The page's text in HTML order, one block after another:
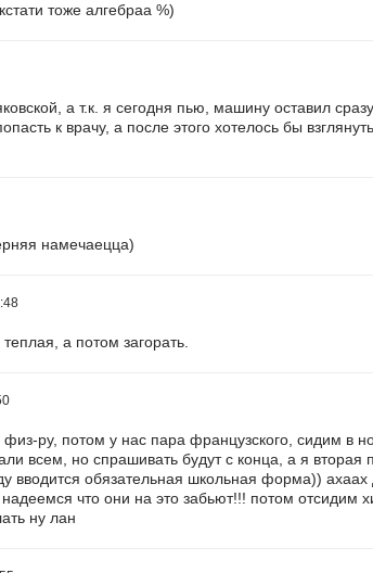
тоже алгебраа %)
а т.к. я сегодня пью, машину оставил
к врачу, а после этого хотелось бы
намечаецца)
а потом загорать.
ру, потом у нас пара французского, сидим в
всем, но спрашивать будут с конца, а я
вводится обязательная школьная форма)) ахаах
что они на это забьют!!! потом
ну лан